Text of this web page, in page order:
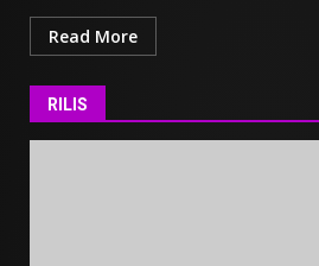
Read More
RILIS